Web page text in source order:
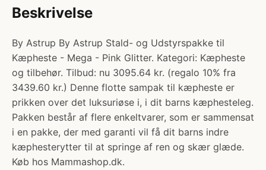
Beskrivelse
By Astrup By Astrup Stald- og Udstyrspakke til
Kæpheste - Mega - Pink Glitter. Kategori: Kæpheste
og tilbehør. Tilbud: nu 3095.64 kr. (regalo 10% fra
3439.60 kr.) Denne flotte sampak til kæpheste er
prikken over det luksuriøse i, i dit barns kæphesteleg.
Pakken består af flere enkeltvarer, som er sammensat
i en pakke, der med garanti vil få dit barns indre
kæphesterytter til at springe af ren og skær glæde.
Køb hos Mammashop.dk.